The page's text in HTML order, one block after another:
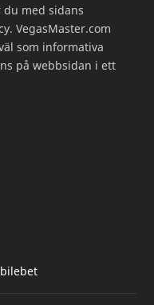
du med sidans
VegasMaster.com
som informativa
på webbsidan i ett